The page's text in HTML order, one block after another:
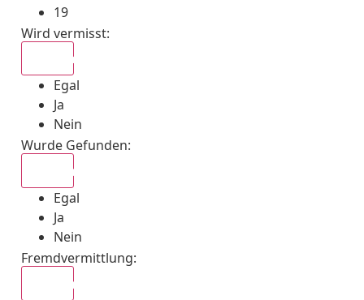
19
Wird vermisst:
Egal
Ja
Nein
Wurde Gefunden:
Egal
Ja
Nein
Fremdvermittlung: